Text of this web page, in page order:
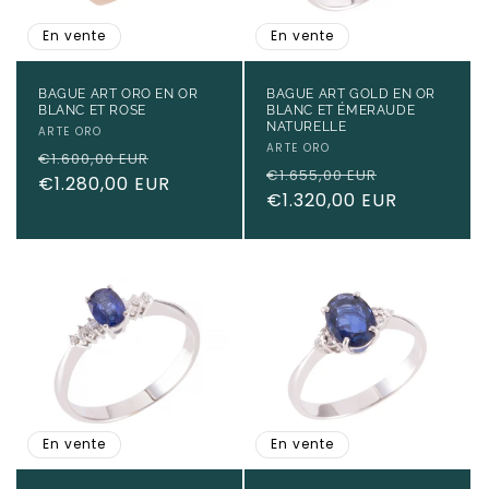
En vente
BAGUE ART ORO EN OR
BLANC ET ROSE
Fournisseur :
ARTE ORO
Prix
habituel
€1.600,00 EUR
promotionnel
€1.280,00 EUR
En vente
BAGUE ART GOLD EN OR
BLANC ET ÉMERAUDE
NATURELLE
Fournisseur :
ARTE ORO
Prix
habituel
€1.655,00 EUR
€1.320,00 EUR
En vente En vente